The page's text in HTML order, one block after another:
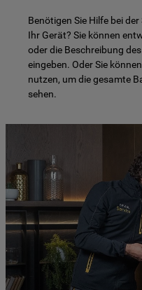
Benötigen Sie Hilfe bei
Ihr Gerät? Sie können
oder die Beschreibung
eingeben. Oder Sie
nutzen, um die gesamte
sehen.